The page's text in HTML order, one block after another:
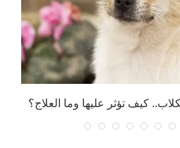
كيف تؤثر عليها وما العلاج؟